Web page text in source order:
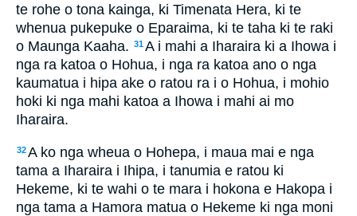
te rohe o tona kainga, ki Timenata Hera, ki te
whenua pukepuke o Eparaima, ki te taha ki te raki
o Maunga Kaaha. 31A i mahi a Iharaira ki a Ihowa i
nga ra katoa o Hohua, i nga ra katoa ano o nga
kaumatua i hipa ake o ratou ra i o Hohua, i mohio
hoki ki nga mahi katoa a Ihowa i mahi ai mo
Iharaira.
32A ko nga wheua o Hohepa, i maua mai e nga
tama a Iharaira i Ihipa, i tanumia e ratou ki
Hekeme, ki te wahi o te mara i hokona e Hakopa i
nga tama a Hamora matua o Hekeme ki nga moni